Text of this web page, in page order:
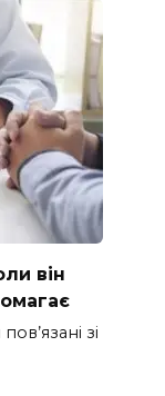
він
зі